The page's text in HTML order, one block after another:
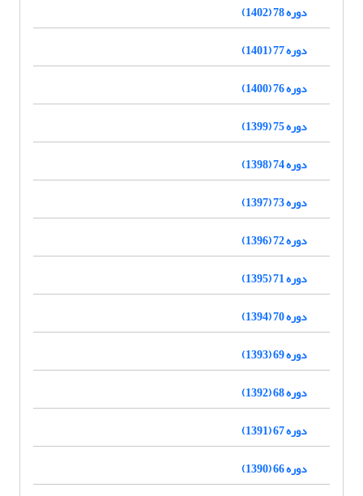
دوره 78 (1402)
دوره 77 (1401)
دوره 76 (1400)
دوره 75 (1399)
دوره 74 (1398)
دوره 73 (1397)
دوره 72 (1396)
دوره 71 (1395)
دوره 70 (1394)
دوره 69 (1393)
دوره 68 (1392)
دوره 67 (1391)
دوره 66 (1390)